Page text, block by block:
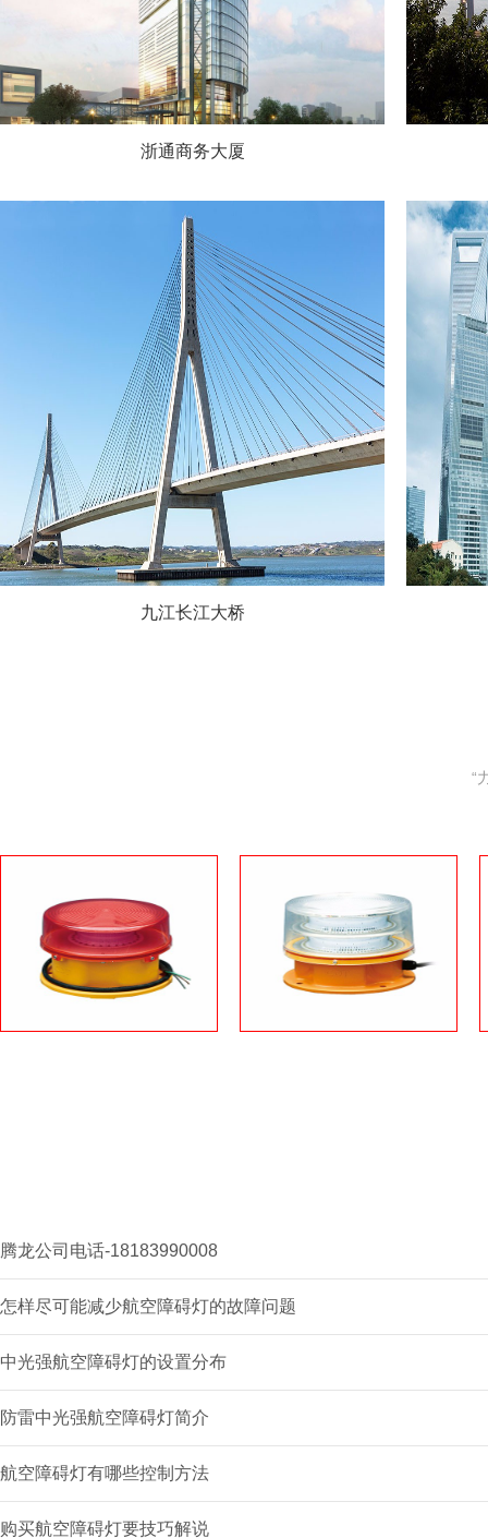
浙通商务大厦
广州光强障碍灯生产商是一家自主研发生产：障
碍灯、航空障碍灯、航空障碍灯控制箱、航空障
碍灯电源电压、直升机场助航灯光和民航助航灯
光设备等一系列产品集一家的高新技术企业。欢
迎咨询广州光强障碍灯服务热线：18688866534
12-
广州
碍灯
碍灯
光设
迎咨
九江长江大桥
迎咨询广州光强障碍灯服务热线：18688866534
“
腾龙公司电话-18183990008
怎样尽可能减少航空障碍灯的故障问题
中光强航空障碍灯的设置分布
防雷中光强航空障碍灯简介
航空障碍灯有哪些控制方法
购买航空障碍灯要技巧解说